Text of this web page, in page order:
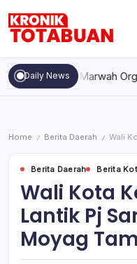
content
Totabuan
hari
ini
Kronik
Daily News
dan Marwah Organisasi
Home / Berita Daerah / Wali
Berita Daerah Berita
Wali Kota
Lantik Pj
Moyag